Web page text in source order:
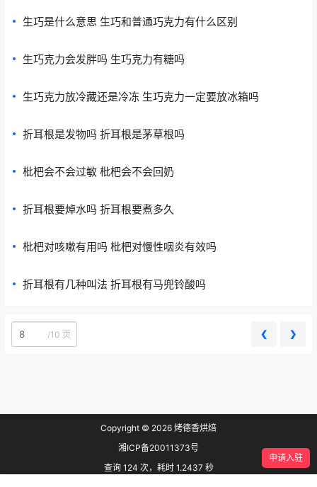
生巧是什么意思 生巧和普通巧克力有什么区别
生巧克力会发胖吗 生巧克力有糖吗
生巧克力放冷藏还是冷冻 生巧克力一定要放冰箱吗
折耳根是发物吗 折耳根是茅草根吗
枇杷会不会过敏 枇杷会不会回奶
折耳根要焯水吗 折耳根要煮多久
枇杷对咳嗽有用吗 枇杷对慢性咽炎有效吗
折耳根有几种叫法 折耳根有马兜铃酸吗
/10 页 ❮ ❯
Copyright © 2026 烤德香烘焙
湘ICP备20011373号
查询 124 次，耗时 1.2437 秒
申请入驻